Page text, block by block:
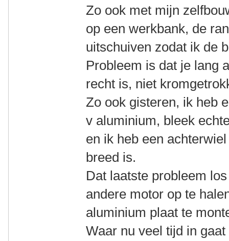
Zo ook met mijn
op een werkbank, de
uitschuiven zodat ik de
Probleem is dat je lang
recht is, niet
Zo ook gisteren, ik heb
v aluminium, bleek
en ik heb een
breed is.
Dat laatste probleem
andere motor op te
aluminium plaat te
Waar nu veel tijd in